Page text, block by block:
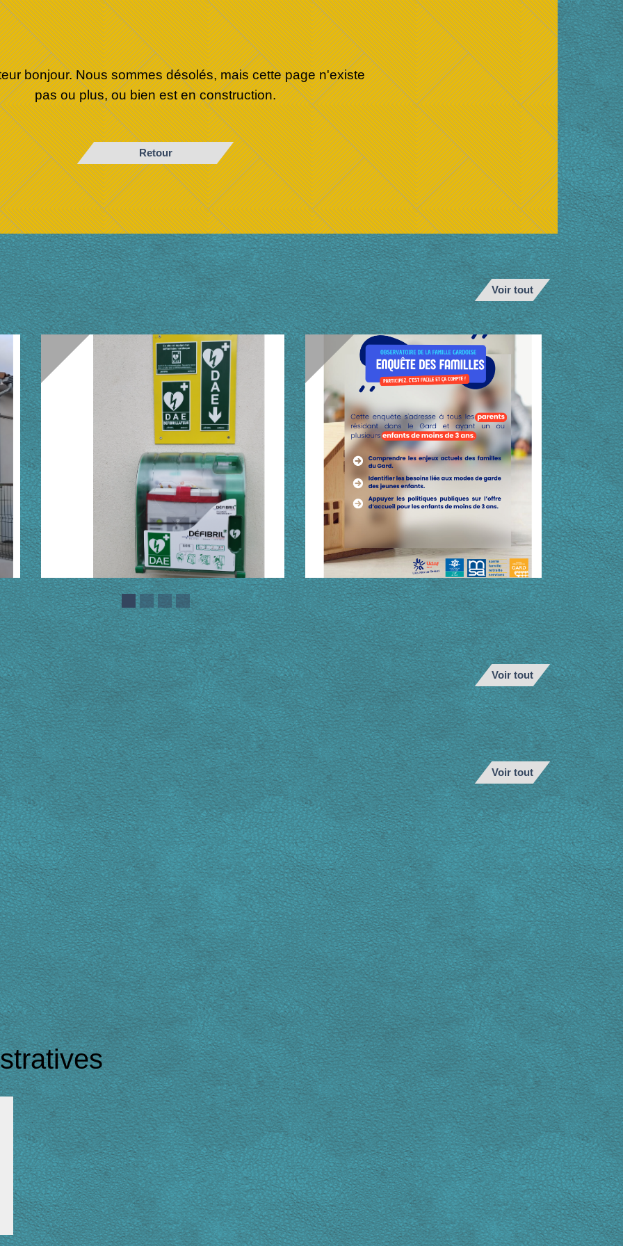
bonjour. Nous sommes désolés, mais cette page n'existe
pas ou plus, ou bien est en construction.
Retour
Voir tout
Voir tout
Voir tout